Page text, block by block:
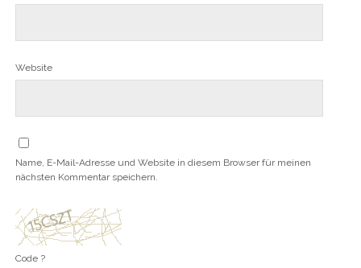
Website
Name, E-Mail-Adresse und Website in diesem Browser für meinen
nächsten Kommentar speichern.
Code ?